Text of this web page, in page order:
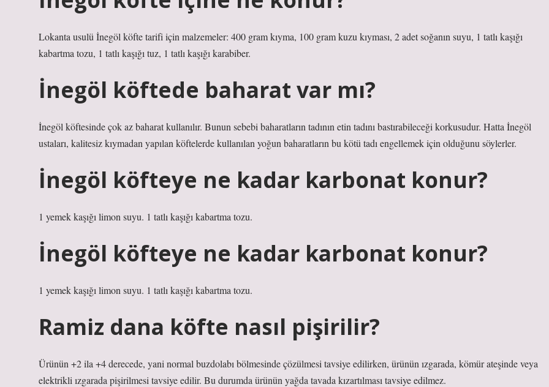
Lokanta usulü İnegöl köfte tarifi için malzemeler: 400 gram kıyma, 100 gram kuzu kıyması, 2 adet soğanın suyu, 1 tatlı kaşığı
kabartma tozu, 1 tatlı kaşığı tuz, 1 tatlı kaşığı karabiber.
İnegöl köftede baharat var mı?
İnegöl köftesinde çok az baharat kullanılır. Bunun sebebi baharatların tadının etin tadını bastırabileceği korkusudur. Hatta İnegöl
ustaları, kalitesiz kıymadan yapılan köftelerde kullanılan yoğun baharatların bu kötü tadı engellemek için olduğunu söylerler.
İnegöl köfteye ne kadar karbonat konur?
1 yemek kaşığı limon suyu. 1 tatlı kaşığı kabartma tozu.
İnegöl köfteye ne kadar karbonat konur?
1 yemek kaşığı limon suyu. 1 tatlı kaşığı kabartma tozu.
Ramiz dana köfte nasıl pişirilir?
Ürünün +2 ila +4 derecede, yani normal buzdolabı bölmesinde çözülmesi tavsiye edilirken, ürünün ızgarada, kömür ateşinde veya
elektrikli ızgarada pişirilmesi tavsiye edilir. Bu durumda ürünün yağda tavada kızartılması tavsiye edilmez.